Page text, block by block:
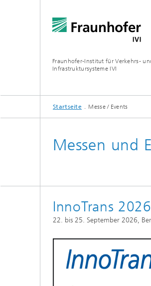
Fraunhofer-Institut für Verkehrs-
Infrastruktursysteme IVI
ABTEILUNGEN
Startseite Messe / Events
Messen und
InnoTrans 2026
22. bis 25. September 2026,